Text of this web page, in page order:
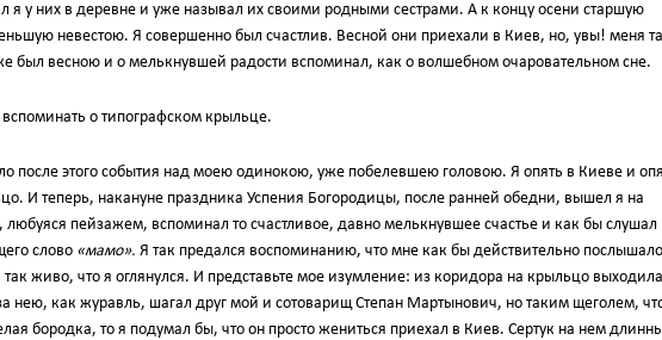
у них в деревне и уже называл их своими родными сестрами. А к концу осени старшую
невестою. Я совершенно был счастлив. Весной они приехали в Киев, но, увы! меня
был весною и о мелькнувшей радости вспоминал, как о волшебном очаровательном сне.
о типографском крыльце.
после этого события над моею одинокою, уже побелевшею головою. Я опять в Киеве и
И теперь, накануне праздника Успения Богородицы, после ранней обедни, вышел я на
пейзажем, вспоминал то счастливое, давно мелькнувшее счастье и как бы слушал
слово «мамо». Я так предался воспоминанию, что мне как бы действительно
так живо, что я оглянулся. И представьте мое изумление: из коридора на крыльцо выходила
нею, как журавль, шагал друг мой и сотоварищ Степан Мартынович, но таким щеголем,
бородка, то я подумал бы, что он просто жениться приехал в Киев. Сертук на нем